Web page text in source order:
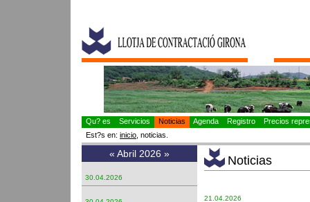
Qu? es Servicios Noticias Agenda Registro
Precios
Est?s en: inicio , noticias.
« Abril 2026 »
30.04.2026
Noticias
21.04.2026